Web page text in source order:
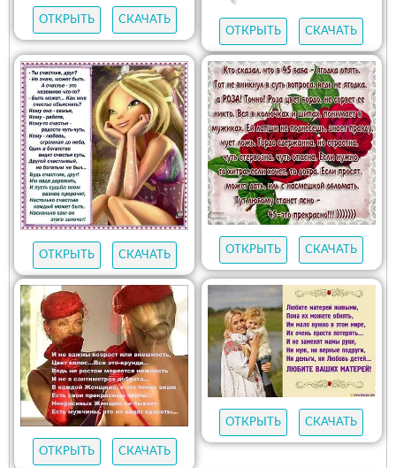
ОТКРЫТЬ
СКАЧАТЬ
ОТКРЫТЬ
СКАЧАТЬ
ОТКРЫТЬ СКАЧАТЬ ОТКРЫТЬ СКАЧАТЬ
ОТКРЫТЬ СКАЧАТЬ
ОТКРЫТЬ СКАЧАТЬ